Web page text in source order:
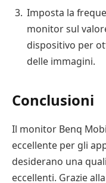
Imposta la
monitor sul
dispositivo per
delle immagini.
Conclusioni
Il monitor Benq
eccellente per gli
desiderano una
eccellenti. Grazie